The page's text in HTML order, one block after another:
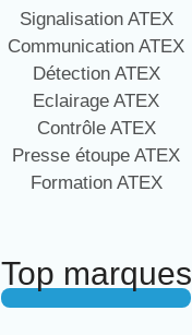
Signalisation ATEX
Communication ATEX
Détection ATEX
Eclairage ATEX
Contrôle ATEX
Presse étoupe ATEX
Formation ATEX
Top marques